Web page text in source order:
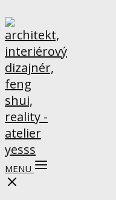
MENU